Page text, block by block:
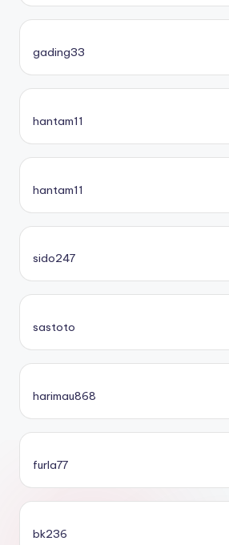
gading33
hantam11
hantam11
sido247
sastoto
harimau868
furla77
bk236